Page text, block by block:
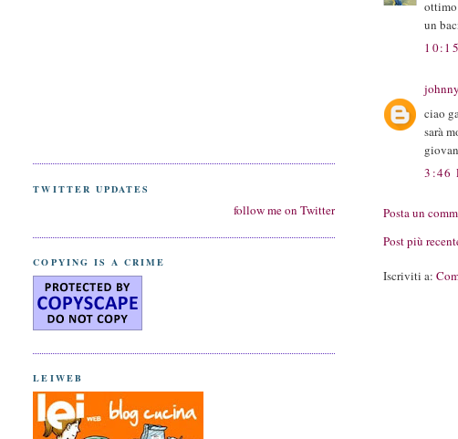
un
ciao
sarà
3:46
Posta un
Post più
Iscriviti a:
TWITTER UPDATES
follow me on Twitter
COPYING IS A CRIME
LEIWEB